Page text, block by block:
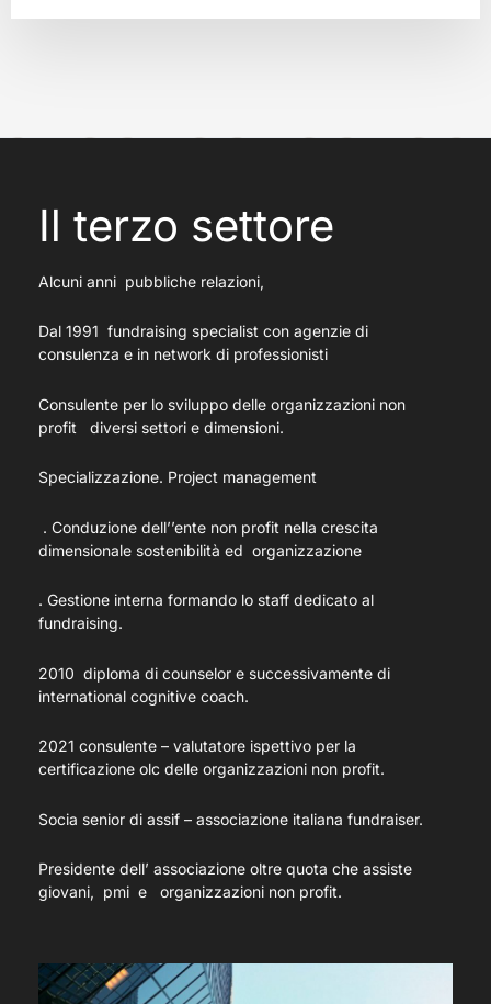
Il terzo settore
Alcuni anni pubbliche relazioni,
Dal 1991 fundraising specialist con agenzie di
consulenza e in network di professionisti
Consulente per lo sviluppo delle organizzazioni non
profit diversi settori e dimensioni.
Specializzazione. Project management
. Conduzione dell’’ente non profit nella crescita
dimensionale sostenibilità ed organizzazione
. Gestione interna formando lo staff dedicato al
fundraising.
2010 diploma di counselor e successivamente di
international cognitive coach.
2021 consulente – valutatore ispettivo per la
certificazione olc delle organizzazioni non profit.
Socia senior di assif – associazione italiana fundraiser.
Presidente dell’ associazione oltre quota che assiste
giovani, pmi e organizzazioni non profit.